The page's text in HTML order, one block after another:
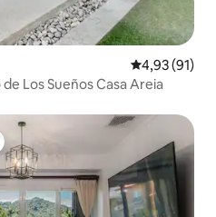
4,93 de uma
4,93 (91)
Los Sueños Casa Areia
dos hóspedes